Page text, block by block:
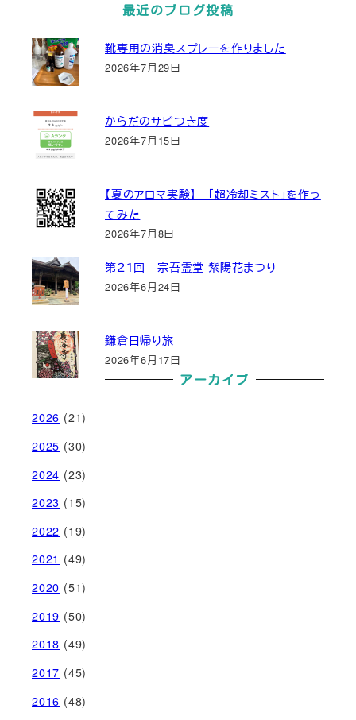
最近のブログ投稿
靴専用の消臭スプレーを作りました
2026年7月29日
からだのサビつき度
2026年7月15日
【夏のアロマ実験】 「超冷却ミスト」を作っ
てみた
2026年7月8日
第２１回 宗吾霊堂 紫陽花まつり
2026年6月24日
鎌倉日帰り旅
2026年6月17日
アーカイブ
2026 (21)
2025 (30)
2024 (23)
2023 (15)
2022 (19)
2021 (49)
2020 (51)
2019 (50)
2018 (49)
2017 (45)
2016 (48)